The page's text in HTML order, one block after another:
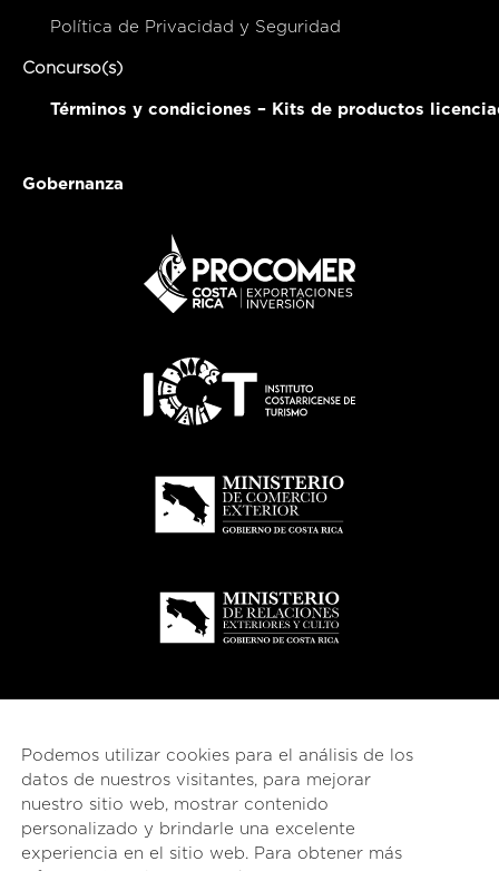
Política de Privacidad y Seguridad
Concurso(s)
Términos y condiciones – Kits de productos
Gobernanza
Podemos utilizar cookies para el análisis de los
datos de nuestros visitantes, para mejorar
nuestro sitio web, mostrar contenido
personalizado y brindarle una excelente
experiencia en el sitio web. Para obtener más